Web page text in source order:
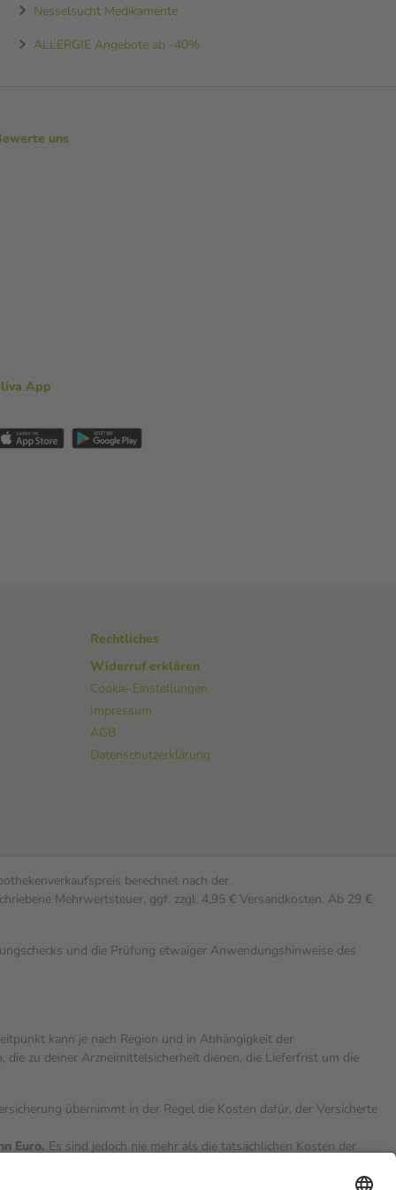
Nesselsucht Medikamente
ALLERGIE Angebote ab -40%
uns
App
Rechtliches
Widerruf erklären
Cookie-Einstellungen
Impressum
AGB
Datenschutzerklärung
berechnet nach der
Mehrwertsteuer, ggf. zzgl. 4,95 € Versandkosten. Ab 29 €
und die Prüfung etwaiger Anwendungshinweise des
kann je nach Region und in Abhängigkeit der
zu deiner Arzneimittelsicherheit dienen, die Lieferfrist um die
übernimmt in der Regel die Kosten dafür, der Versicherte
Euro. Es sind jedoch nie mehr als die tatsächlichen Kosten der